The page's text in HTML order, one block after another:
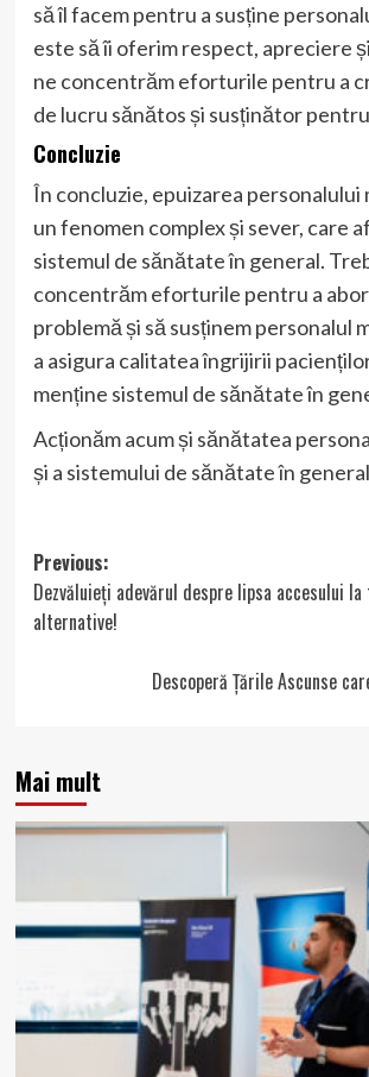
să îl facem pentru a susține
este să îi oferim respect, apreciere
ne concentrăm eforturile pentru a
de lucru sănătos și susținător
Concluzie
În concluzie, epuizarea personalului
un fenomen complex și sever, care
sistemul de sănătate în general.
concentrăm eforturile pentru a
problemă și să susținem personalul
a asigura calitatea îngrijirii
menține sistemul de sănătate în
Acționăm acum și sănătatea
și a sistemului de sănătate în
Post
navigation
Previous:
Dezvăluieți adevărul despre lipsa accesului
alternative!
Descoperă Țările Ascunse
Mai mult